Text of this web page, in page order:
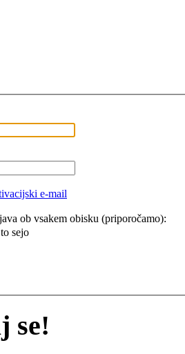
e-mail
ob vsakem obisku (priporočamo):
sejo
se!